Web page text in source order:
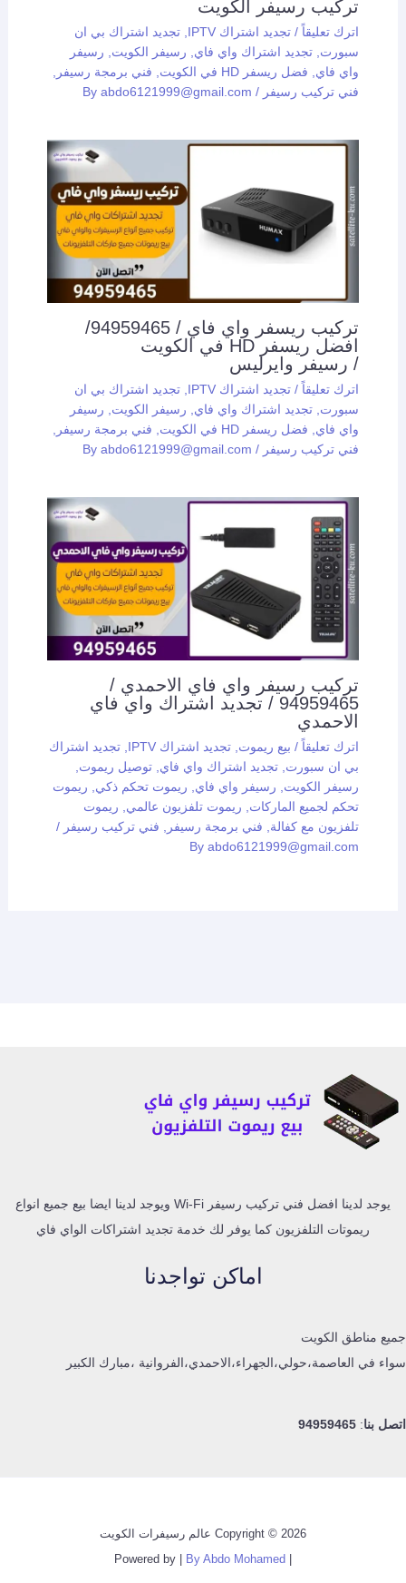
تركيب رسيفر الكويت
اترك تعليقاً / تجديد اشتراك IPTV
تجديد اشتراك بي ان
سبورت تجديد اشتراك واي فاي رسيفر الكويت
رسيفر
واي فاي
فضل ريسفر HD في الكويت فني برمجة رسيفر
فني تركيب رسيفر / By
abdo6121999@gmail.com
تركيب ريسفر واي فاي / 94959465/
افضل ريسفر HD في الكويت
/ رسيفر وايرليس
اترك تعليقاً / تجديد اشتراك IPTV
تجديد اشتراك بي ان
سبورت تجديد اشتراك واي فاي رسيفر الكويت
رسيفر
واي فاي
فضل ريسفر HD في الكويت فني برمجة رسيفر
فني تركيب رسيفر / By
abdo6121999@gmail.com
تركيب رسيفر واي فاي الاحمدي /
94959465 / تجديد اشتراك واي فاي
الاحمدي
اترك تعليقاً / بيع ريموت, تجديد اشتراك IPTV , تجديد اشتراك
بي ان سبورت, تجديد اشتراك واي فاي, توصيل ريموت,
رسيفر الكويت, رسيفر واي فاي, ريموت تحكم ذكي, ريموت
تحكم لجميع الماركات, ريموت تلفزيون عالمي, ريموت
تلفزيون مع كفالة, فني برمجة رسيفر , فني تركيب رسيفر /
Byabdo6121999@gmail.com
يوجد لدينا افضل فني تركيب رسيفر Wi-Fi ويوجد لدينا ايضا بيع جميع انواع
ريموتات التلفزيون كما يوفر لك خدمة تجديد اشتراكات الواي فاي
اماكن تواجدنا
جميع مناطق الكويت
سواء في العاصمة،حولي،الجهراء،الاحمدي،الفروانية ،مبارك الكبير
اتصل بنا:
94959465
Copyright © 2026 عالم رسيفرات الكويت
| Powered by |
By Abdo Mohamed